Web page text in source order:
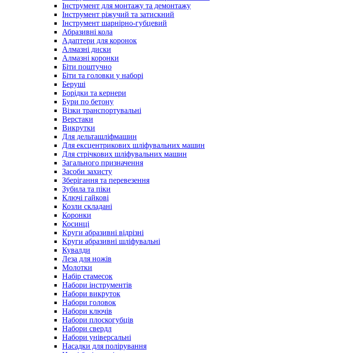
Інструмент для монтажу та демонтажу
Інструмент ріжучий та затискний
Інструмент шарнірно-губцевий
Абразивні кола
Адаптери для коронок
Алмазні диски
Алмазні коронки
Біти поштучно
Біти та головки у наборі
Беруші
Борідки та кернери
Бури по бетону
Візки транспортувальні
Верстаки
Викрутки
Для дельташліфмашин
Для ексцентрикових шліфувальних машин
Для стрічкових шліфувальних машин
Загального призначення
Засоби захисту
Зберігання та перевезення
Зубила та піки
Ключі гайкові
Козли складані
Коронки
Косинці
Круги абразивні відрізні
Круги абразивні шліфувальні
Кувалди
Леза для ножів
Молотки
Набір стамесок
Набори інструментів
Набори викруток
Набори головок
Набори ключів
Набори плоскогубців
Набори свердл
Набори універсальні
Насадки для полірування